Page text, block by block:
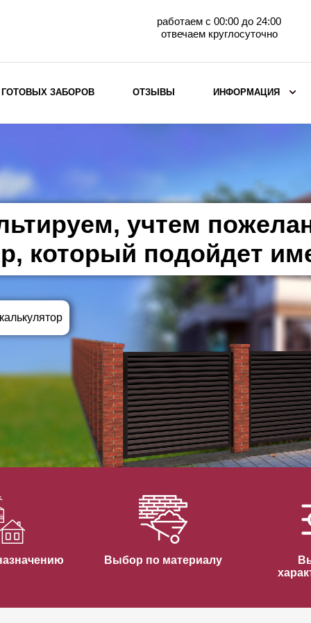
работаем с 00:00 до 24:00
отвечаем круглосуточно
горизонтального
Металлические заборы для дачи
Забор жалюзи с кирпичными столбами
Металлические заборы
Металлические ограждения
ВЫБОР ПО ХАРАКТЕРИСТИКАМ
Горизонтальные заборы
Высокие заборы
Красивые, дизайнерские заборы
ВЫБОР ПО СПОСОБУ МОНТАЖА
Заборы под ключ
Готовые заборы
Быстровозводимые заборы
ЗАБОРОВ ОТЗЫВЫ ИНФОРМАЦИЯ
учтем
который подойдет
Выбор по материалу